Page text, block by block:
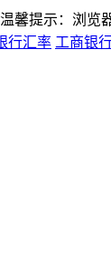
温馨提示：浏览
行汇率 工商银